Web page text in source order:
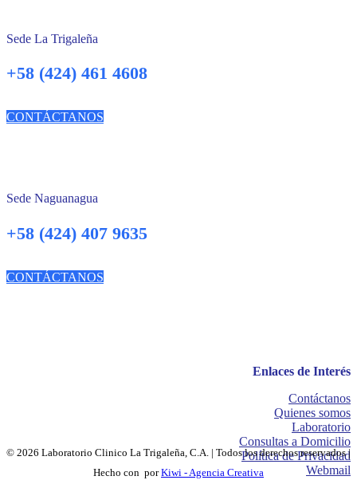
Sede La Trigaleña
+58 (424) 461 4608
CONTÁCTANOS
Sede Naguanagua
+58 (424) 407 9635
CONTÁCTANOS
Enlaces de Interés
Contáctanos
Quienes somos
Laboratorio
Consultas a Domicilio
Política de Privacidad
Webmail
© 2026 Laboratorio Clinico La Trigaleña, C.A. | Todos los derechos reservados |
Hecho con porKiwi - Agencia Creativa